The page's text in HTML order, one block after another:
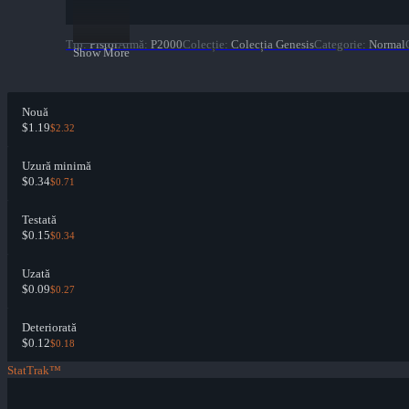
Show More
Tip: PistolArmă: P2000Colecție: Colecția GenesisCategorie: Normal
Nouă
$1.19$2.32
Uzură minimă
$0.34$0.71
Testată
$0.15$0.34
Uzată
$0.09$0.27
Deteriorată
$0.12$0.18
StatTrak™